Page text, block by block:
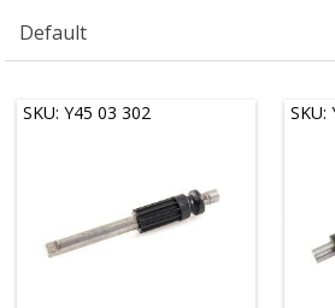
SKU: Y45 03 302 SKU: